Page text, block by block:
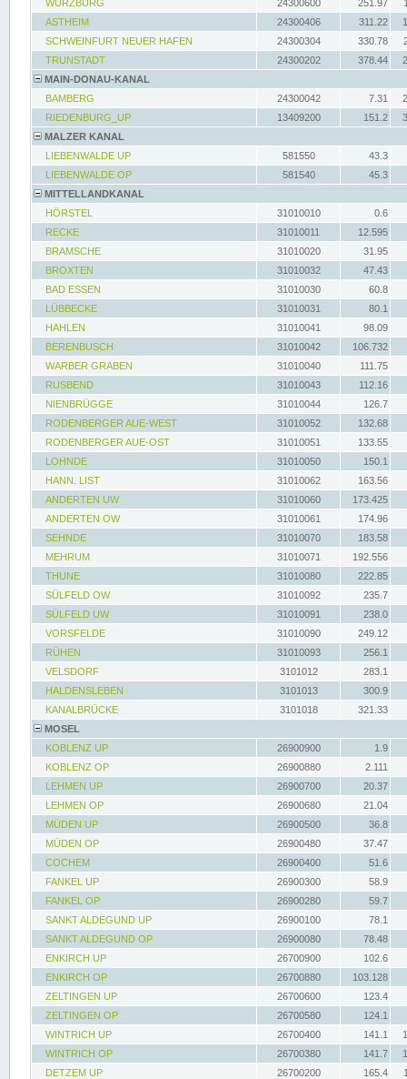
WÜRZBURG 24300600 251.97
ASTHEIM
24300406 311.22
SCHWEINFURT NEUER HAFEN
24300304 330.78
TRUNSTADT
24300202 378.44
MAIN-DONAU-KANAL
BAMBERG
24300042 7.31
RIEDENBURG_UP
13409200 151.2
MALZER KANAL
LIEBENWALDE UP
581550
43.3
LIEBENWALDE OP
581540
45.3
MITTELLANDKANAL
HÖRSTEL
31010010
0.6
RECKE
31010011
12.595
BRAMSCHE
31010020
31.95
BROXTEN
31010032
47.43
BAD ESSEN
31010030
60.8
LÜBBECKE
31010031
80.1
HAHLEN
31010041
98.09
BERENBUSCH
31010042
106.732
WARBER GRABEN
31010040
111.75
RUSBEND
31010043
112.16
NIENBRÜGGE
31010044
126.7
RODENBERGER AUE-WEST
31010052
132.68
RODENBERGER AUE-OST
31010051
133.55
LOHNDE
31010050
150.1
HANN. LIST
31010062
163.56
ANDERTEN UW
31010060
173.425
ANDERTEN OW
31010061
174.96
SEHNDE
31010070
183.58
MEHRUM
31010071
192.556
THUNE
31010080
222.85
SÜLFELD OW
31010092
235.7
SÜLFELD UW
31010091
238.0
VORSFELDE
31010090
249.12
RÜHEN
31010093
256.1
VELSDORF
3101012
283.1
HALDENSLEBEN
3101013
300.9
KANALBRÜCKE
3101018
321.33
MOSEL
KOBLENZ UP
26900900
1.9
KOBLENZ OP
26900880
2.111
LEHMEN UP
26900700
20.37
LEHMEN OP
26900680
21.04
MÜDEN UP
26900500
36.8
MÜDEN OP
26900480
37.47
COCHEM
26900400
51.6
FANKEL UP
26900300
58.9
FANKEL OP
26900280
59.7
SANKT ALDEGUND UP
26900100
78.1
SANKT ALDEGUND OP
26900080
78.48
ENKIRCH UP
26700900
102.6
ENKIRCH OP
26700880
103.128
ZELTINGEN UP
26700600
123.4
ZELTINGEN OP
26700580
124.1
WINTRICH UP
26700400 141.1
WINTRICH OP
26700380 141.7
DETZEM UP
26700200 165.4